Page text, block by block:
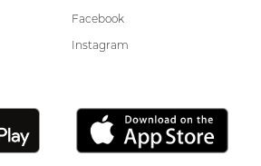
Facebook
Instagram